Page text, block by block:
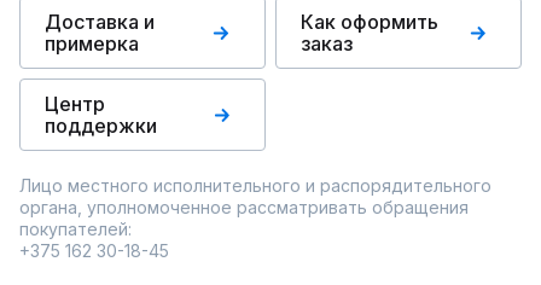
Доставка и
примерка
Как оформить
заказ
Центр
поддержки
Лицо местного исполнительного и распорядительного
органа, уполномоченное рассматривать обращения
покупателей:
+375 162 30-18-45